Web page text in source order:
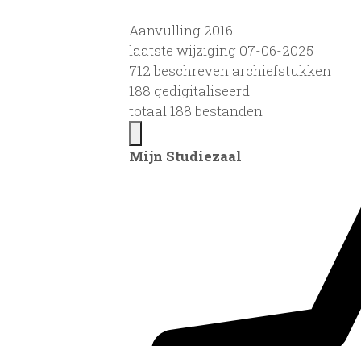
Aanvulling 2016
laatste wijziging 07-06-2025
712 beschreven archiefstukken
188 gedigitaliseerd
totaal 188 bestanden
Mijn Studiezaal